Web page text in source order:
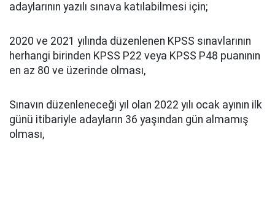
adaylarının yazılı sınava katılabilmesi için;
2020 ve 2021 yılında düzenlenen KPSS sınavlarının
herhangi birinden KPSS P22 veya KPSS P48 puanının
en az 80 ve üzerinde olması,
Sınavın düzenleneceği yıl olan 2022 yılı ocak ayının ilk
günü itibariyle adayların 36 yaşından gün almamış
olması,